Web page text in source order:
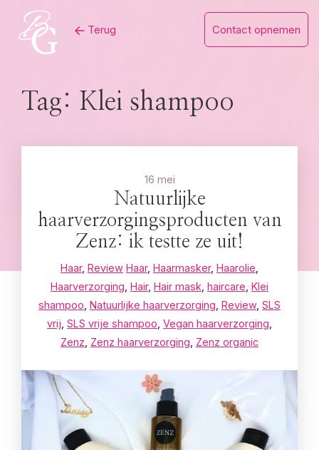
content
Terug Contact opnemen
Tag: Klei shampoo
16 mei
Natuurlijke
haarverzorgingsproducten van
Zenz: ik testte ze uit!
Haar, Review Haar, Haarmasker, Haarolie
Haarverzorging Hair, Hair mask haircare Klei
shampoo Natuurlijke haarverzorging Review, SLS
vrij SLS vrije shampoo Vegan haarverzorging
Zenz Zenz haarverzorging Zenz organic